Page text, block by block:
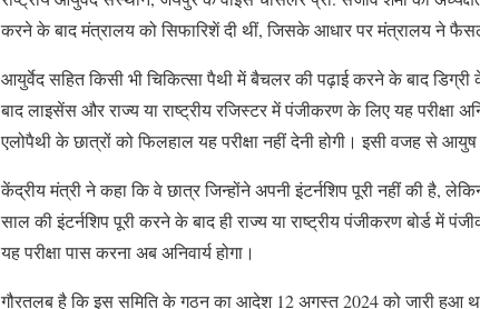
करने के बाद मंत्रालय को सिफारिशें दी थीं, जिसके आधार पर मंत्रालय ने
आयुर्वेद सहित किसी भी चिकित्‍सा पैथी में बैचलर की पढ़ाई करने के बाद
बाद लाइसेंस और राज्य या राष्ट्रीय रजिस्टर में पंजीकरण के लिए यह परीक्षा
एलोपैथी के छात्रों को फिलहाल यह परीक्षा नहीं देनी होगी। इसी वजह से
केंद्रीय मंत्री ने कहा कि वे छात्र जिन्होंने अपनी इंटर्नशिप पूरी नहीं की है,
साल की इंटर्नशिप पूरी करने के बाद ही राज्य या राष्ट्रीय पंजीकरण बोर्ड में
यह परीक्षा पास करना अब अनिवार्य होगा।
गौरतलब है कि इस समिति के गठन का आदेश 12 अगस्त 2024 को जारी